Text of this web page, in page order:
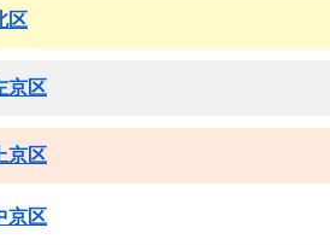
区
京区
京区
京区